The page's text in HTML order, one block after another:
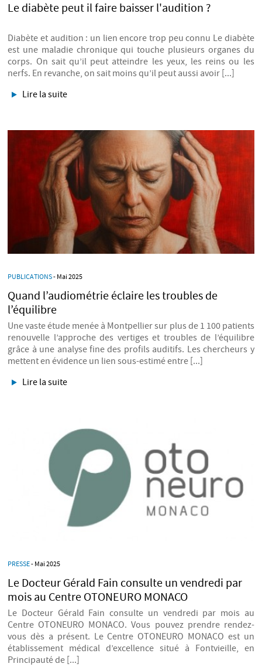
Le diabète peut il faire baisser l'audition ?
Diabète et audition : un lien encore trop peu connu Le diabète
est une maladie chronique qui touche plusieurs organes du
corps. On sait qu’il peut atteindre les yeux, les reins ou les
nerfs. En revanche, on sait moins qu’il peut aussi avoir [...]
Lire la suite
PUBLICATIONS- Mai 2025
Quand l’audiométrie éclaire les troubles de
l’équilibre
Une vaste étude menée à Montpellier sur plus de 1 100 patients
renouvelle l’approche des vertiges et troubles de l’équilibre
grâce à une analyse fine des profils auditifs. Les chercheurs y
mettent en évidence un lien sous-estimé entre [...]
Lire la suite
PRESSE- Mai 2025
Le Docteur Gérald Fain consulte un vendredi par
mois au Centre OTONEURO MONACO
Le Docteur Gérald Fain consulte un vendredi par mois au
Centre OTONEURO MONACO. Vous pouvez prendre rendez-
vous dès a présent. Le Centre OTONEURO MONACO est un
établissement médical d’excellence situé à Fontvieille, en
Principauté de [...]